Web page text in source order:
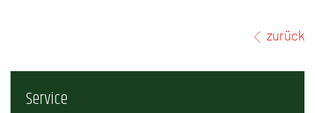
zurück
Service